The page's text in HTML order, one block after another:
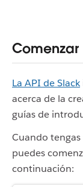
Comenzar
La API de Slack
acerca de la
guías de
Cuando
puedes
continuación: